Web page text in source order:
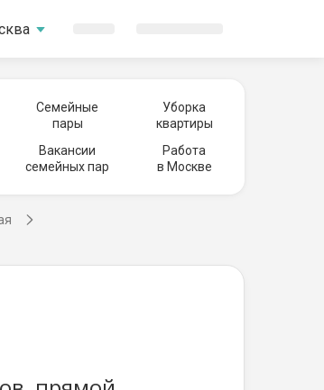
Семейные
пары
Уборка
квартиры
Вакансии
семейных пар
Работа
в Москве